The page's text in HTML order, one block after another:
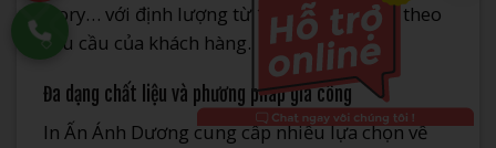
Ivory… với định lượng từ 120-350gsm tùy theo
yêu cầu của khách hàng.
Đa dạng chất liệu và phương pháp gia công
In Ấn Ánh Dương cung cấp nhiều lựa chọn về